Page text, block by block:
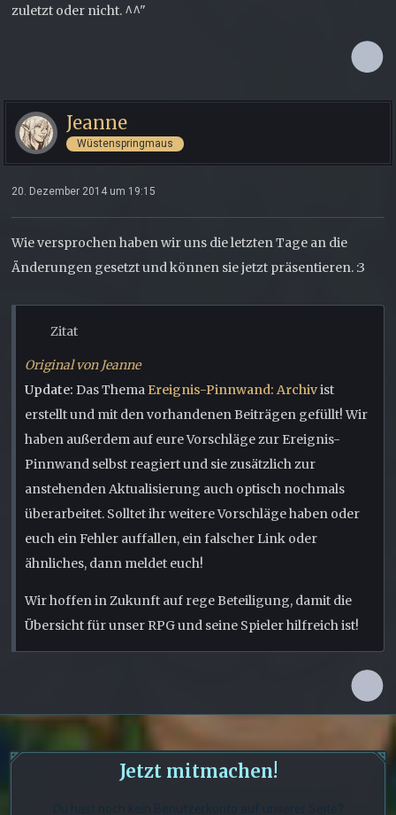
zuletzt oder nicht. ^^"
Jeanne
Wüstenspringmaus
20. Dezember 2014 um 19:15
Wie versprochen haben wir uns die letzten Tage an die
Änderungen gesetzt und können sie jetzt präsentieren. :3
Zitat
Original von Jeanne
Update: Das Thema Ereignis-Pinnwand: Archivist
erstellt und mit den vorhandenen Beiträgen gefüllt! Wir
haben außerdem auf eure Vorschläge zur Ereignis-
Pinnwand selbst reagiert und sie zusätzlich zur
anstehenden Aktualisierung auch optisch nochmals
überarbeitet. Solltet ihr weitere Vorschläge haben oder
euch ein Fehler auffallen, ein falscher Link oder
ähnliches, dann meldet euch!
Wir hoffen in Zukunft auf rege Beteiligung, damit die
Übersicht für unser RPG und seine Spieler hilfreich ist!
Jetzt mitmachen!